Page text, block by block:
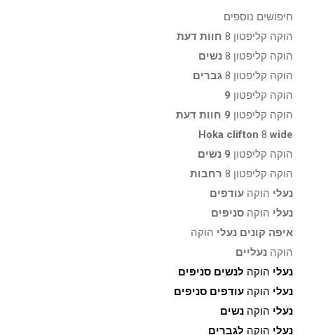
חיפושים נוספים
הוקה קליפטון 8
חוות דעת
הוקה קליפטון 8
נשים
הוקה קליפטון 8
גברים
הוקה קליפטון 9
הוקה קליפטון 9 חוות דעת
Hoka clifton 8 wide
הוקה קליפטון 9 נשים
הוקה קליפטון 8
רחבות
נעלי הוקה עודפים
נעלי הוקה סניפים
איפה קונים נעלי הוקה
הוקה נעליים
נעלי הוקה לנשים סניפים
נעלי הוקה עודפים סניפים
נעלי הוקה נשים
נעלי הוקה לגברים